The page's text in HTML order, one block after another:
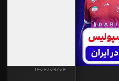
1404/09/04